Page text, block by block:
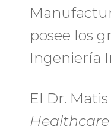
posee los
Ingeniería
El Dr.
Healthcare